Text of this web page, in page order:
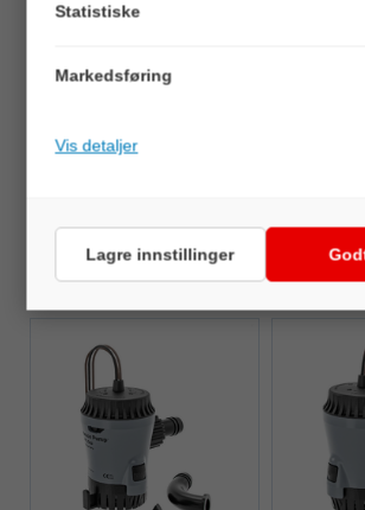
1'' - 23x33 mm - 50 meter
Statistiske
Markedsføring
Vis detaljer
Lagre innstillinger